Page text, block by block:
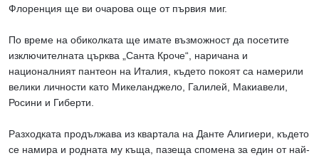
Флоренция ще ви очарова още от първия миг.
По време на обиколката ще имате възможност да посетите
изключителната църква „Санта Кроче“, наричана и
националният пантеон на Италия, където покоят са намерили
велики личности като Микеланджело, Галилей, Макиавели,
Росини и Гиберти.
Разходката продължава из квартала на Данте Алигиери, където
се намира и родната му къща, пазеща спомена за един от най-